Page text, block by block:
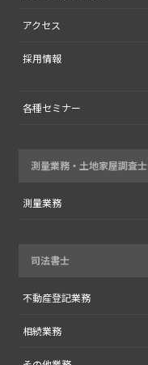
アクセス
採用情報
各種セミナー
測量業務・ 土地家屋調査士
測量業務
司法書士
不動産登記業務
相続業務